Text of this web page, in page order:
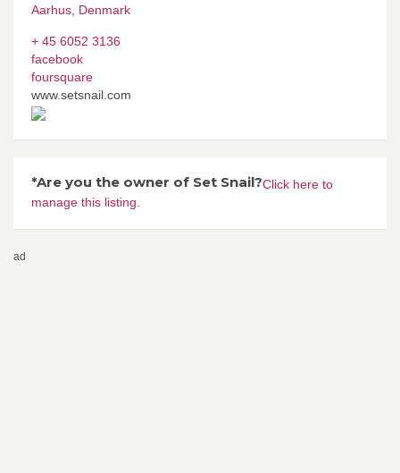
Aarhus Denmark
+ 45 6052 3136
facebook
foursquare
www.setsnail.com
*Are you the owner of Set Snail?Click here to
manage this listing.
ad